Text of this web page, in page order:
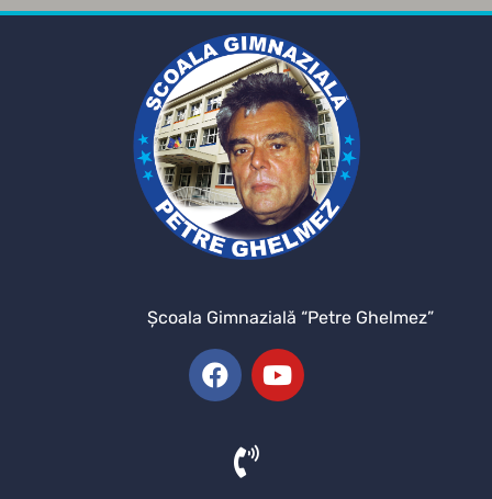
Şcoala Gimnazială “Petre Ghelmez”